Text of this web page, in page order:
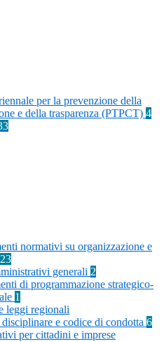
per la prevenzione della
e della trasparenza (PTPCT) 4
normativi su organizzazione e
23
generali 2
di programmazione strategico-
1
leggi regionali
e codice di condotta 6
per cittadini e imprese